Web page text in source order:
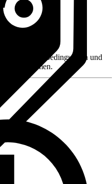
Rückgabebedingungen und